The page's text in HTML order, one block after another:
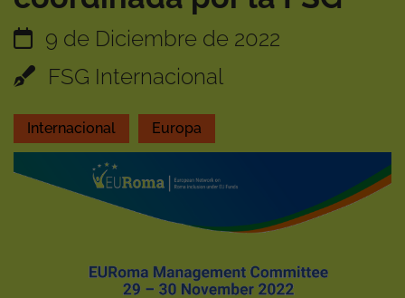
9 de Diciembre de 2022
FSG Internacional
Internacional Europa